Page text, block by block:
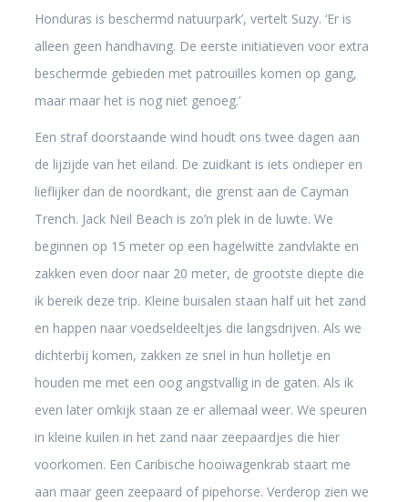
Honduras is beschermd natuurpark’, vertelt Suzy. ‘Er is
alleen geen handhaving. De eerste initiatieven voor extra
beschermde gebieden met patrouilles komen op gang,
maar maar het is nog niet genoeg.’
Een straf doorstaande wind houdt ons twee dagen aan
de lijzijde van het eiland. De zuidkant is iets ondieper en
lieflijker dan de noordkant, die grenst aan de Cayman
Trench. Jack Neil Beach is zo’n plek in de luwte. We
beginnen op 15 meter op een hagelwitte zandvlakte en
zakken even door naar 20 meter, de grootste diepte die
ik bereik deze trip. Kleine buisalen staan half uit het zand
en happen naar voedseldeeltjes die langsdrijven. Als we
dichterbij komen, zakken ze snel in hun holletje en
houden me met een oog angstvallig in de gaten. Als ik
even later omkijk staan ze er allemaal weer. We speuren
in kleine kuilen in het zand naar zeepaardjes die hier
voorkomen. Een Caribische hooiwagenkrab staart me
aan maar geen zeepaard of pipehorse. Verderop zien we